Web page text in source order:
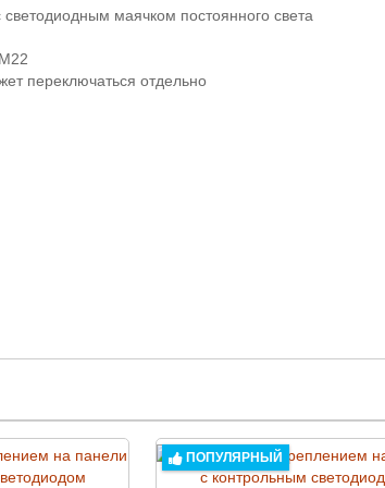
маячком постоянного света
переключаться отдельно
ПОПУЛЯРНЫЙ